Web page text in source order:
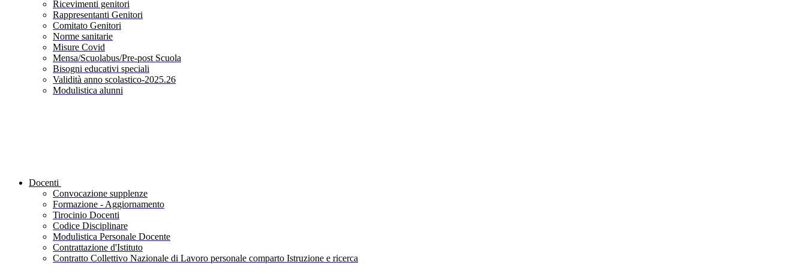
Ricevimenti genitori
Rappresentanti Genitori
Comitato Genitori
Norme sanitarie
Misure Covid
Mensa/Scuolabus/Pre-post Scuola
Bisogni educativi speciali
Validità anno scolastico-2025.26
Modulistica alunni
Docenti
Convocazione supplenze
Formazione - Aggiornamento
Tirocinio Docenti
Codice Disciplinare
Modulistica Personale Docente
Contrattazione d'Istituto
Contratto Collettivo Nazionale di Lavoro personale comparto Istruzione e ricerca